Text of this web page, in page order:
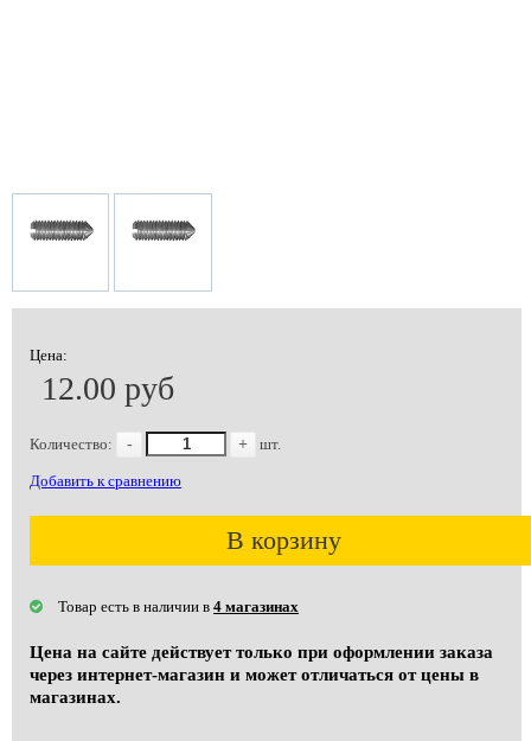
Цена:
12.00 руб
Количество: - + шт.
Добавить к сравнению
В корзину
Товар есть в наличии в 4 магазинах
Цена на сайте действует только при оформлении заказа
через интернет-магазин и может отличаться от цены в
магазинах.